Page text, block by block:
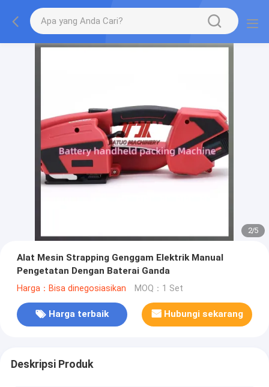
2/5
Alat Mesin Strapping Genggam Elektrik Manual
Pengetatan Dengan Baterai Ganda
Harga：Bisa dinegosiasikan MOQ：1 Set
Harga terbaik Hubungi sekarang
Deskripsi Produk